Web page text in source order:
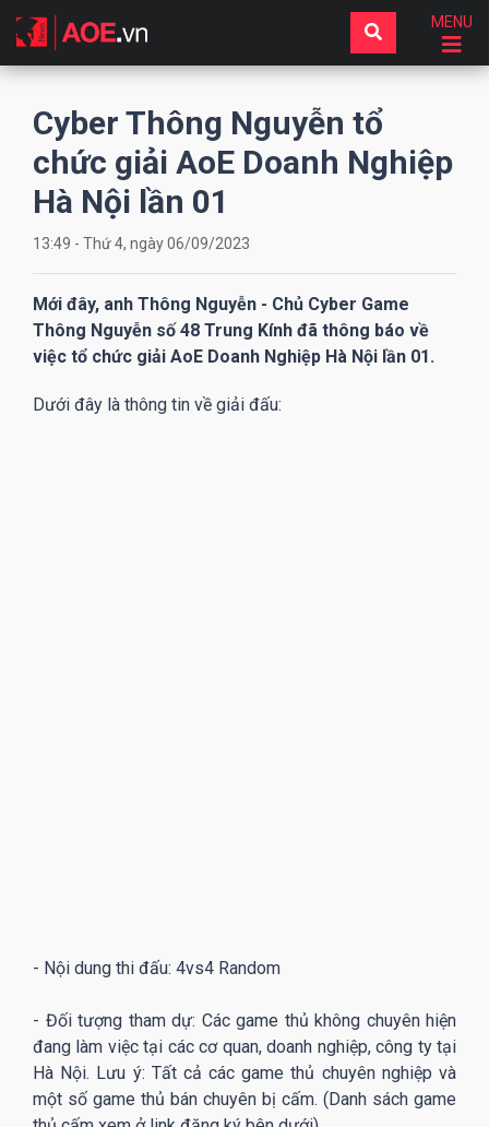
MENU
Cyber Thông Nguyễn tổ
chức giải AoE Doanh Nghiệp
Hà Nội lần 01
13:49 - Thứ 4, ngày 06/09/2023
Mới đây, anh Thông Nguyễn - Chủ Cyber Game
Thông Nguyễn số 48 Trung Kính đã thông báo về
việc tổ chức giải AoE Doanh Nghiệp Hà Nội lần 01.
Dưới đây là thông tin về giải đấu:
- Nội dung thi đấu: 4vs4 Random
- Đối tượng tham dự: Các game thủ không chuyên hiện
đang làm việc tại các cơ quan, doanh nghiệp, công ty tại
Hà Nội. Lưu ý: Tất cả các game thủ chuyên nghiệp và
một số game thủ bán chuyên bị cấm. (Danh sách game